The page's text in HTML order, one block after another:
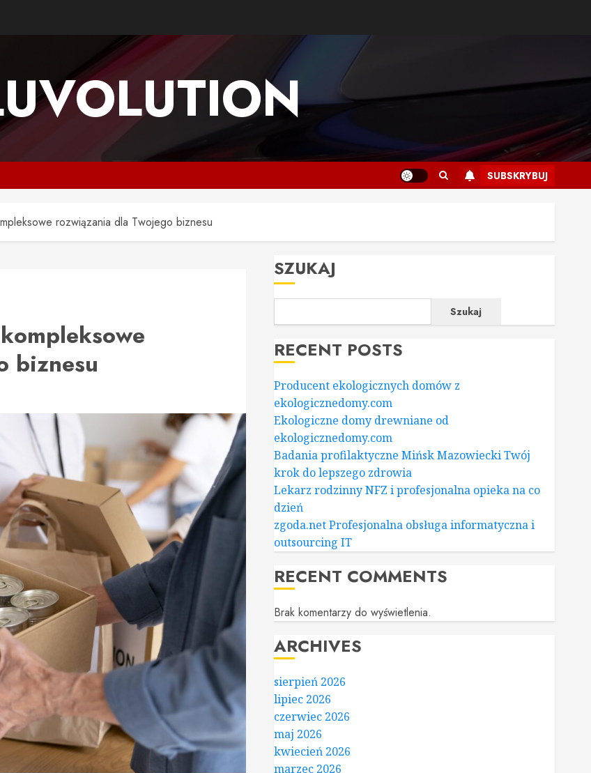
SUBSKRYBUJ
rozwiązania dla Twojego biznesu
biznesu
SZUKAJ
Szukaj
RECENT POSTS
Producent ekologicznych domów z
ekologicznedomy.com
Ekologiczne domy drewniane od
ekologicznedomy.com
Badania profilaktyczne Mińsk Mazowiecki Twój
krok do lepszego zdrowia
Lekarz rodzinny NFZ i profesjonalna opieka na co
dzień
zgoda.net Profesjonalna obsługa informatyczna i
outsourcing IT
RECENT COMMENTS
Brak komentarzy do wyświetlenia.
ARCHIVES
sierpień 2026
lipiec 2026
czerwiec 2026
maj 2026
kwiecień 2026
marzec 2026